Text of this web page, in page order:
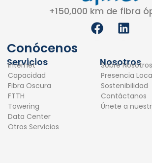
+150,000 km de fibra
F
a
e
b
o
o
k
L
i
k
e
d
i
n
Conócenos
Servicios
Internet
Capacidad
Fibra Oscura
FTTH
Towering
Data Center
Otros Servicios
Nosotros
Sobre Nosotros
Presencia
Sostenibilidad
Contáctanos
Únete a